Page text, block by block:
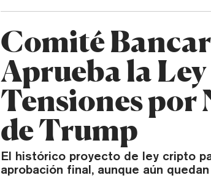
Comité
Aprueba la
Tensiones por
de Trump
El histórico proyecto de ley cripto
aprobación final, aunque aún